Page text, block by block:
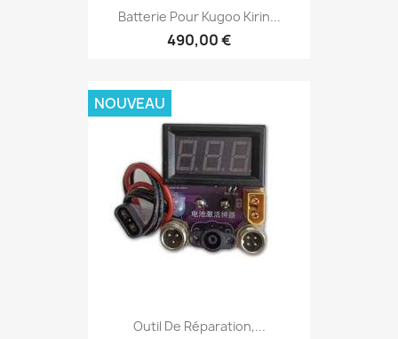
Batterie Pour Kugoo Kirin...
490,00 €
Outil De Réparation,...
NOUVEAU